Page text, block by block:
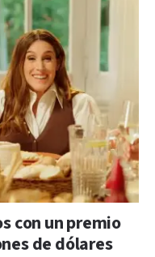
con un premio
de dólares